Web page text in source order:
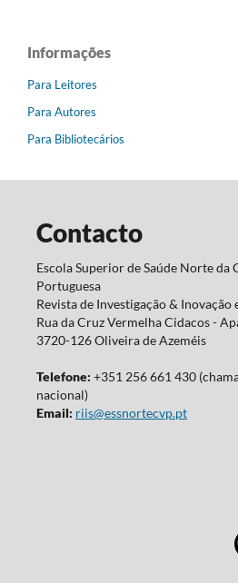
Informações
Para Leitores
Para Autores
Para Bibliotecários
Contacto
Escola Superior de Saúde Norte da
Portuguesa
Revista de Investigação & Inovação
Rua da Cruz Vermelha Cidacos -
3720-126 Oliveira de Azeméis
Telefone: +351 256 661 430
nacional)
Email: riis@essnortecvp.pt